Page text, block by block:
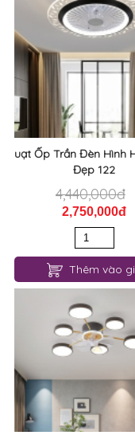
uạt Ốp Trần Đèn Hình
Đẹp 122
4,440,000đ
2,750,000đ
Thêm vào